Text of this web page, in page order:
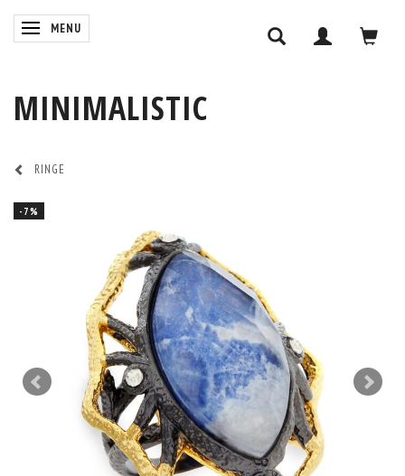
SKIFTE NAVIGATION
MENU
MINIMALISTIC
RINGE
-7%